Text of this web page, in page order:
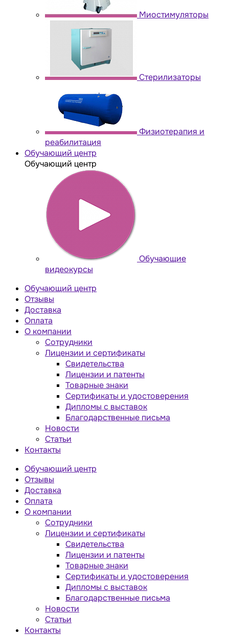
Миостимуляторы
Стерилизаторы
Физиотерапия и
реабилитация
Обучающий центр
Обучающий центр
Обучающие
видеокурсы
Обучающий центр
Отзывы
Доставка
Оплата
О компании
Сотрудники
Лицензии и сертификаты
Свидетельства
Лицензии и патенты
Товарные знаки
Сертификаты и удостоверения
Дипломы с выставок
Благодарственные письма
Новости
Статьи
Контакты
Обучающий центр
Отзывы
Доставка
Оплата
О компании
Сотрудники
Лицензии и сертификаты
Свидетельства
Лицензии и патенты
Товарные знаки
Сертификаты и удостоверения
Дипломы с выставок
Благодарственные письма
Новости
Статьи
Контакты